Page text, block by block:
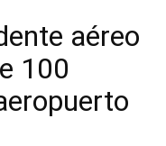
aéreo
100